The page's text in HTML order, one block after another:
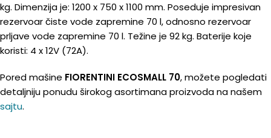
kg. Dimenzija je: 1200 x 750 x 1100 mm. Poseduje impresivan
rezervoar čiste vode zapremine 70 l, odnosno rezervoar
prljave vode zapremine 70 l. Težine je 92 kg. Baterije koje
koristi: 4 x 12V (72A).
Pored mašine FIORENTINI ECOSMALL 70, možete pogledati
detaljniju ponudu širokog asortimana proizvoda na našem
sajtu.